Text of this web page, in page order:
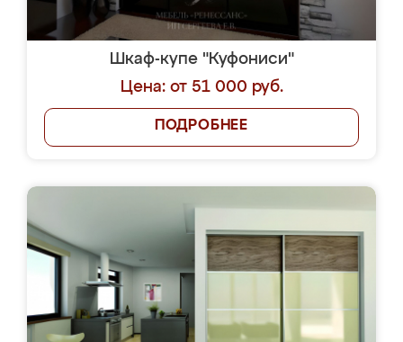
Шкаф-купе "Куфониси"
Цена: от 51 000 руб.
ПОДРОБНЕЕ